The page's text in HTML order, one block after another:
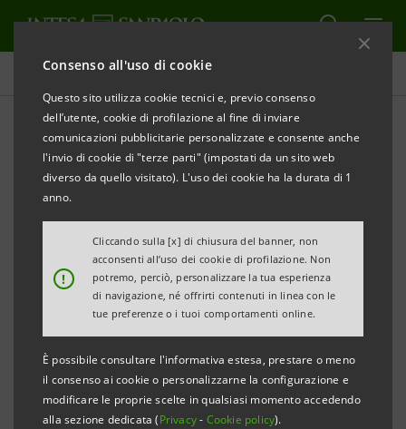
Consenso all'uso di cookie
Questo sito utilizza cookie tecnici e, previo consenso
dell’utente, cookie di profilazione al fine di inviare
comunicazioni pubblicitarie personalizzate e consente anche
l'invio di cookie di "terze parti" (impostati da un sito web
diverso da quello visitato). L'uso dei cookie ha la durata di 1
anno.
!
Cliccando sulla [x] di chiusura del banner, non
acconsenti all’uso dei cookie di profilazione. Non
potremo, perciò, personalizzare la tua esperienza
di navigazione, né offrirti contenuti in linea con le
tue preferenze o i tuoi comportamenti online.
È possibile consultare l'informativa estesa, prestare o meno
il consenso ai cookie o personalizzarne la configurazione e
modificare le proprie scelte in qualsiasi momento accedendo
alla sezione dedicata (Privacy- Cookie policy).
Comunicati stampa
STAMPA AGGIORNA
Avviso ai sensi dell’art. 84 del Regolamento
Emittenti
(adottato dalla Consob con delibera n. 11971 del 14
maggio 1999 e successive modificazioni)
INTESA SANPAOLO: FUSIONE PER
INCORPORAZIONE DI UBI SISTEMI E SERVIZI S.C.P.A.
IN INTESA SANPAOLO S.P.A.
Torino, Milano, 3 marzo 2021 –Si informa che - a
seguito dell’autorizzazione rilasciata dalla Banca
Centrale Europea ai sensi della vigente normativa - in